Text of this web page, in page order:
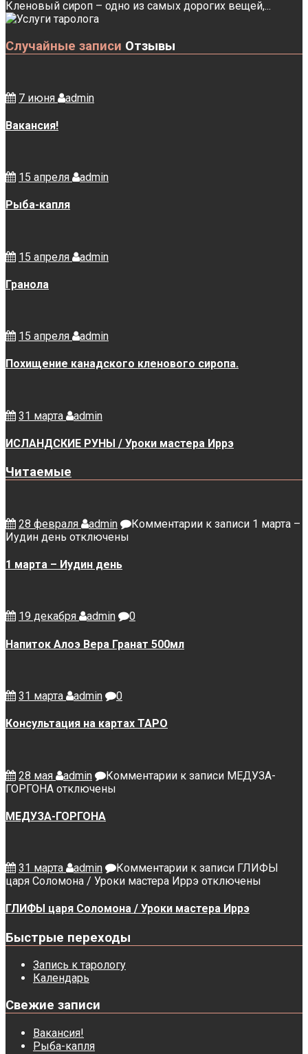
Кленовый сироп – одно из самых дорогих вещей,...
Случайные записи Отзывы
7 июня admin
Вакансия!
15 апреля admin
Рыба-капля
15 апреля admin
Гранола
15 апреля admin
Похищение канадского кленового сиропа.
31 марта admin
ИСЛАНДСКИЕ РУНЫ / Уроки мастера Иррэ
Читаемые
28 февраля admin Комментарии к записи 1 марта –
Иудин день отключены
1 марта – Иудин день
19 декабря admin 0
Напиток Алоэ Вера Гранат 500мл
31 марта admin 0
Консультация на картах ТАРО
28 мая admin Комментарии к записи МЕДУЗА-
ГОРГОНА отключены
МЕДУЗА-ГОРГОНА
31 марта admin Комментарии к записи ГЛИФЫ
царя Соломона / Уроки мастера Иррэ отключены
ГЛИФЫ царя Соломона / Уроки мастера Иррэ
Быстрые переходы
Запись к тарологу
Календарь
Свежие записи
Вакансия!
Рыба-капля